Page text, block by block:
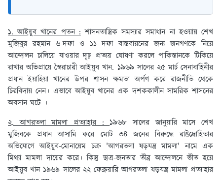
১. আইয়ুব খানের পতন :শাসনতান্ত্রিক সমস্যার সমাধান না হওয়ায় শেখ
মুজিবুর রহমান ৬-দফা ও ১১ দফা বাস্তবায়নের জন্য জনগণকে নিয়ে
আন্দোলন চালিয়ে যাওয়ার দৃঢ় প্রত্যয় ঘোষণা করলে পাকিস্তানকে টিকিয়ে
রাখার অভিপ্রায়ে স্বৈরাচারী আইয়ুব খান. ১৯৬৯ সালের ২৫ মার্চ সেনাবাহিনীর
প্রধান ইয়াহিয়া খানের উপর শাসন ক্ষমতা অর্পণ করে রাজনীতি থেকে
চিরবিদায় নেন। এভাবে আইয়ুব খানের এক দশককালীন সামরিক শাসনের
অবসান ঘটে ।
২. আগরতলা মামলা প্রত্যাহার :১৯৬৮ সালের জানুয়ারি মাসে শেখ
মুজিবকে প্রধান আসামি করে মোট ৩৪ জনের বিরুদ্ধে রাষ্ট্রদ্রোহিতার
অভিযোগে আইয়ুব-মোনায়েম চক্র 'আগরতলা ষড়যন্ত্র মামলা' নামে এক
মিথ্যা মামলা দায়ের করে। কিন্তু ছাত্র-জনতার তীব্র আন্দোলনে ভীত হয়ে
আইয়ুব খান ১৯৬৯ সালের ২২ ফেব্রুয়ারি আগরতলা ষড়যন্ত্র মামলা প্রত্যাহার